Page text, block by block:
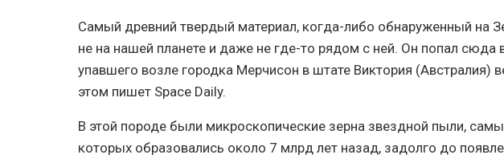
Самый древний твердый материал, когда-либо обнаруженный на
не на нашей планете и даже не где-то рядом с ней. Он попал сюда
упавшего возле городка Мерчисон в штате Виктория (Австралия)
этом пишет Space Daily.
В этой породе были микроскопические зерна звездной пыли,
которых образовались около 7 млрд лет назад, задолго до